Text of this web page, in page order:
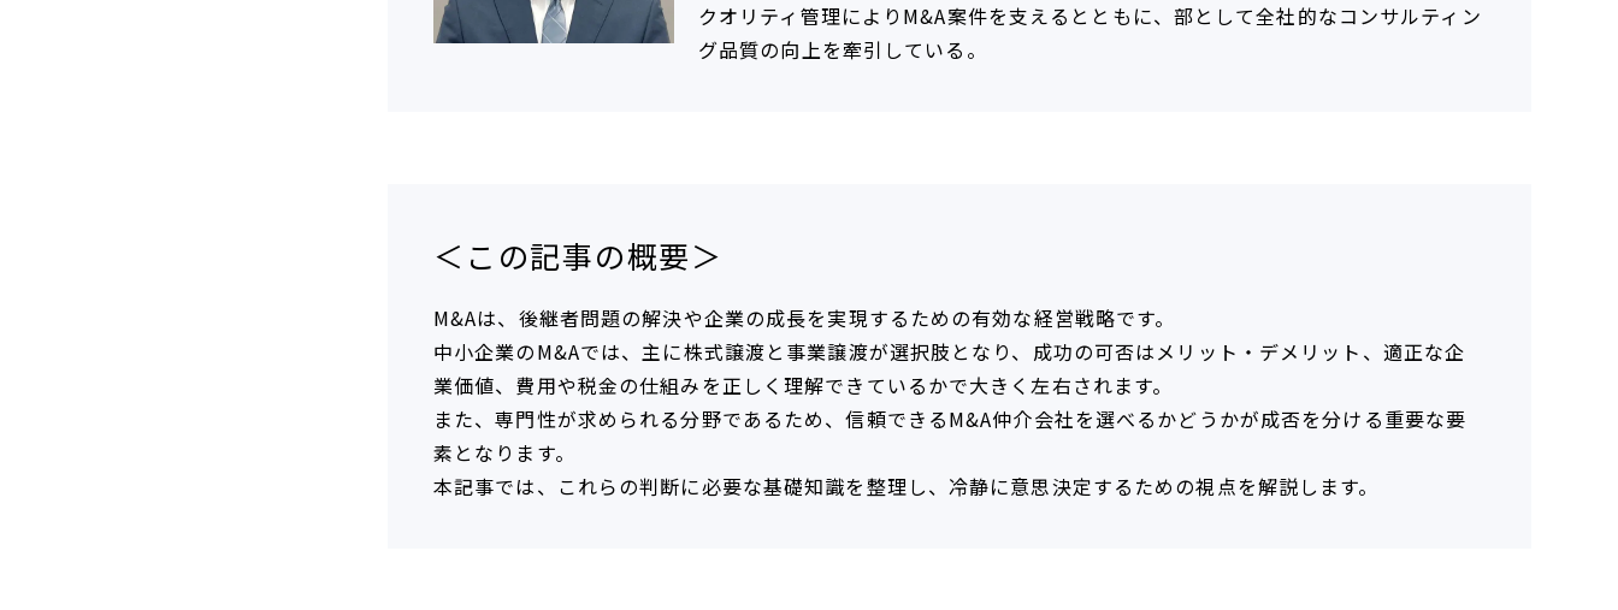
クオリティ管理によりM&A案件を支えるとともに、部として全社的なコンサルティン
グ品質の向上を牽引している。
＜この記事の概要＞
M&Aは、後継者問題の解決や企業の成長を実現するための有効な経営戦略です。
中小企業のM&Aでは、主に株式譲渡と事業譲渡が選択肢となり、成功の可否はメリット・デメリット、適正な企
業価値、費用や税金の仕組みを正しく理解できているかで大きく左右されます。
また、専門性が求められる分野であるため、信頼できるM&A仲介会社を選べるかどうかが成否を分ける重要な要
素となります。
本記事では、これらの判断に必要な基礎知識を整理し、冷静に意思決定するための視点を解説します。